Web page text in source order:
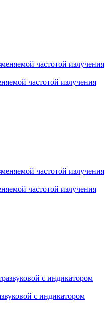
частотой излучения
частотой излучения
с индикатором